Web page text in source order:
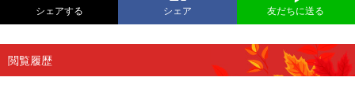
シェアする シェア 友だちに送る
閲覧履歴